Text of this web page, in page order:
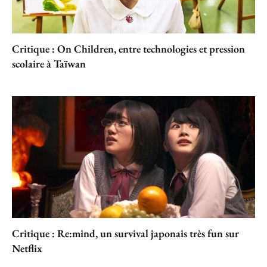
Critique : On Children, entre technologies et pression
scolaire à Taïwan
Critique : Re:mind, un survival japonais très fun sur
Netflix